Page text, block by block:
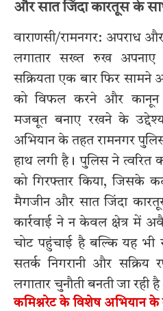
और सात जिंदा कारतूस के
वाराणसी/रामनगर: अपराध
लगातार सख्त रुख अपनाए
सक्रियता एक बार फिर
को विफल करने और
मजबूत बनाए रखने के
अभियान के तहत रामनगर
हाथ लगी है। पुलिस ने त्वरित
को गिरफ्तार किया, जिसके
मैगजीन और सात जिंदा
कार्रवाई ने न केवल क्षेत्र में
चोट पहुंचाई है बल्कि यह भी
सतर्क निगरानी और सक्रिय
लगातार चुनौती बनती जा रही
कमिश्नरेट के विशेष अभियान के